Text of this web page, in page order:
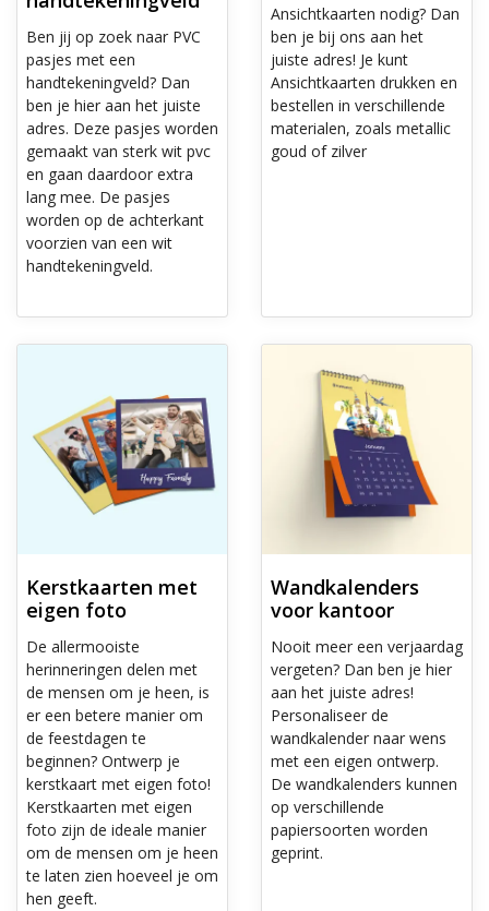
Ben jij op zoek naar PVC
pasjes met een
handtekeningveld? Dan
ben je hier aan het juiste
adres. Deze pasjes worden
gemaakt van sterk wit pvc
en gaan daardoor extra
lang mee. De pasjes
worden op de achterkant
voorzien van een wit
handtekeningveld.
Ansichtkaarten nodig? Dan
ben je bij ons aan het
juiste adres! Je kunt
Ansichtkaarten drukken en
bestellen in verschillende
materialen, zoals metallic
goud of zilver
Kerstkaarten met
eigen foto
De allermooiste
herinneringen delen met
de mensen om je heen, is
er een betere manier om
de feestdagen te
beginnen? Ontwerp je
kerstkaart met eigen foto!
Kerstkaarten met eigen
foto zijn de ideale manier
om de mensen om je heen
te laten zien hoeveel je om
hen geeft.
Wandkalenders
voor kantoor
Nooit meer een verjaardag
vergeten? Dan ben je hier
aan het juiste adres!
Personaliseer de
wandkalender naar wens
met een eigen ontwerp.
De wandkalenders kunnen
op verschillende
papiersoorten worden
geprint.